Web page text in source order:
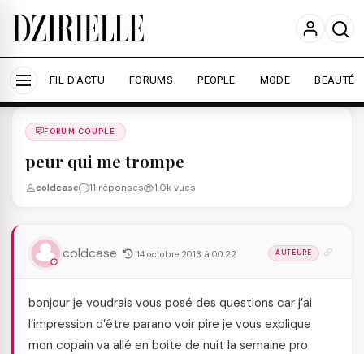
Nous utilisons des cookies pour améliorer votre
expérience et mesurer l'audience.
En savoir plus
Accepter tout Personnaliser
FIL D'ACTU FORUMS PEOPLE MODE BEAUTÉ
Forums
FORUM COUPLE
peur qui me trompe
coldcase 11 réponses 1.0k vues
coldcase 14 octobre 2013 à 00:22 AUTEURE
bonjour je voudrais vous posé des questions car j’ai
l’impression d’être parano voir pire je vous explique
mon copain va allé en boite de nuit la semaine pro